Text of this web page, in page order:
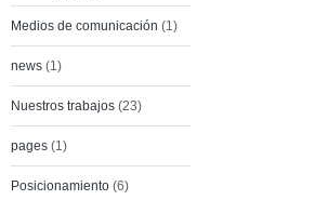
Medios de comunicación (1)
news (1)
Nuestros trabajos (23)
pages (1)
Posicionamiento (6)